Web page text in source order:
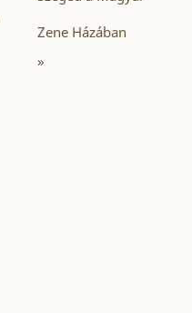
Zene Házában
»